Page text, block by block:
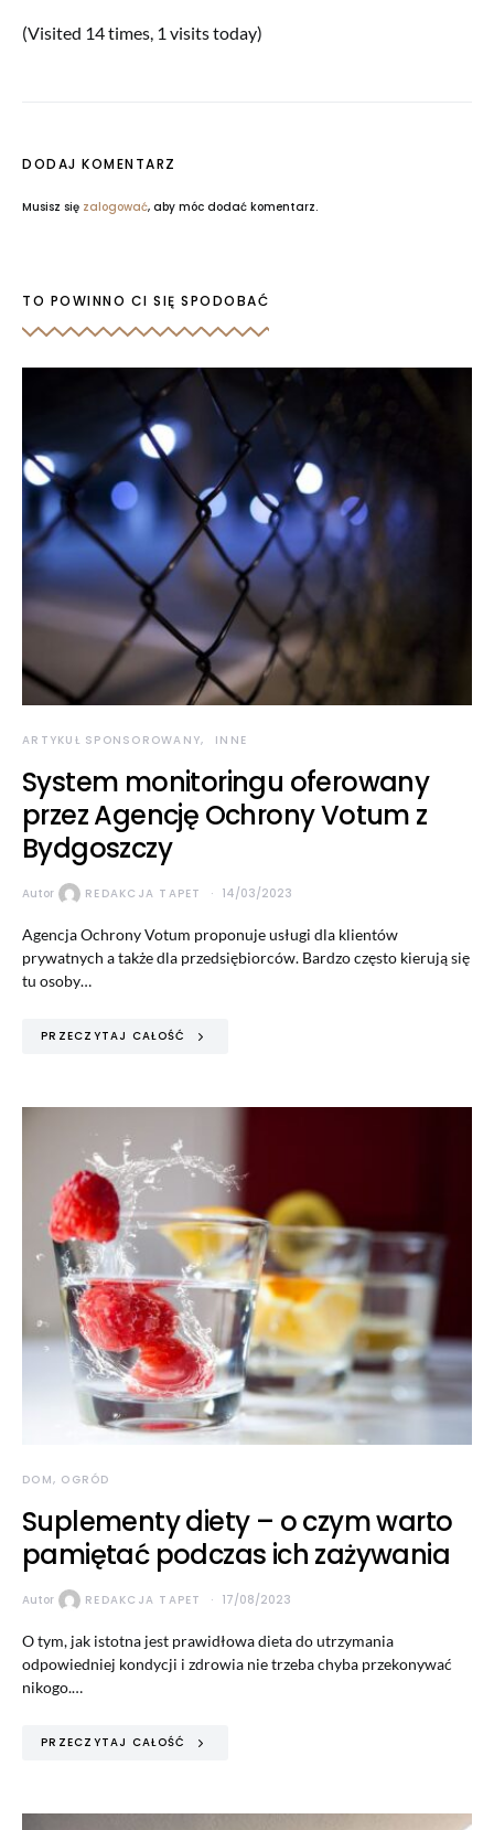
(Visited 14 times, 1 visits today)
DODAJ KOMENTARZ
Musisz się zalogować, aby móc dodać komentarz.
TO POWINNO CI SIĘ SPODOBAĆ
ARTYKUŁ SPONSOROWANY INNE
System monitoringu oferowany
przez Agencję Ochrony Votum z
Bydgoszczy
Autor REDAKCJA TAPET 14/03/2023
Agencja Ochrony Votum proponuje usługi dla klientów
prywatnych a także dla przedsiębiorców. Bardzo często kierują się
tu osoby…
PRZECZYTAJ CAŁOŚĆ
DOM, OGRÓD
Suplementy diety – o czym warto
pamiętać podczas ich zażywania
Autor REDAKCJA TAPET 17/08/2023
O tym, jak istotna jest prawidłowa dieta do utrzymania
odpowiedniej kondycji i zdrowia nie trzeba chyba przekonywać
nikogo.…
PRZECZYTAJ CAŁOŚĆ